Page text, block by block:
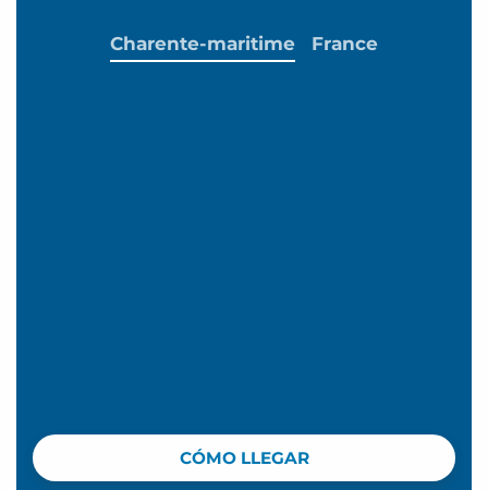
CÓMO LLEGAR
Charente-maritime France